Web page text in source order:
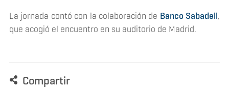
La jornada contó con la colaboración de Banco Sabadell,
que acogió el encuentro en su auditorio de Madrid.
Compartir